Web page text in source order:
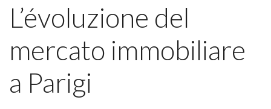
L’évoluzione del
mercato immobiliare
a Parigi